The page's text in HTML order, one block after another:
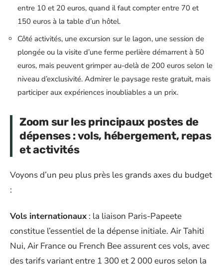
entre 10 et 20 euros, quand il faut compter entre 70 et
150 euros à la table d’un hôtel.
Côté activités, une excursion sur le lagon, une session de
plongée ou la visite d’une ferme perlière démarrent à 50
euros, mais peuvent grimper au-delà de 200 euros selon le
niveau d’exclusivité. Admirer le paysage reste gratuit, mais
participer aux expériences inoubliables a un prix.
Zoom sur les principaux postes de
dépenses : vols, hébergement, repas
et activités
Voyons d’un peu plus près les grands axes du budget
:
Vols internationaux : la liaison Paris-Papeete
constitue l’essentiel de la dépense initiale. Air Tahiti
Nui, Air France ou French Bee assurent ces vols, avec
des tarifs variant entre 1 300 et 2 000 euros selon la